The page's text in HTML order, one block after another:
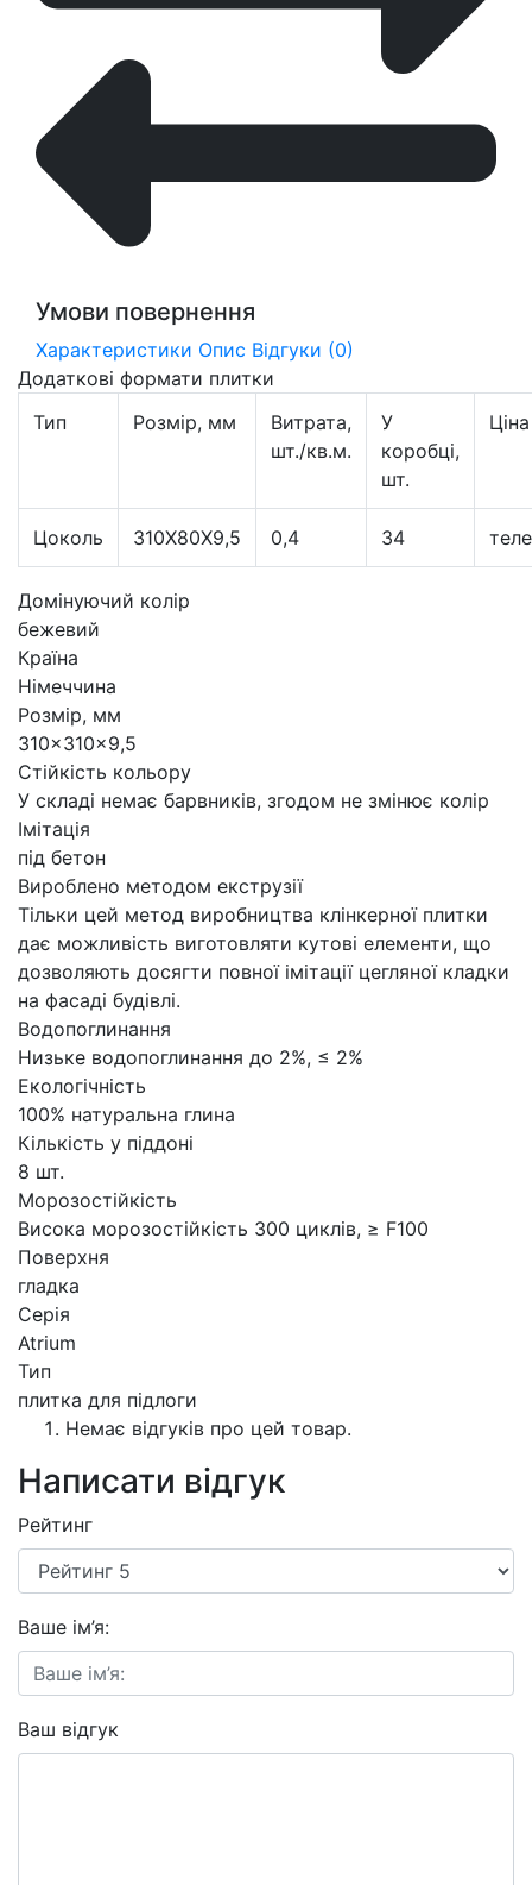
Умови повернення
Характеристики Опис Відгуки (0)
Додаткові формати плитки
Тип
Розмір, мм
Витрата,
шт./кв.м.
У
коробці,
шт.
Ціна
Цоколь 310X80X9,5 0,4 34
Домінуючий колір
бежевий
Країна
Німеччина
Розмір, мм
310×310×9,5
Стійкість кольору
У складі немає барвників, згодом не змінює колір
Імітація
під бетон
Вироблено методом екструзії
Тільки цей метод виробництва клінкерної плитки
дає можливість виготовляти кутові елементи, що
дозволяють досягти повної імітації цегляної кладки
на фасаді будівлі.
Водопоглинання
Низьке водопоглинання до 2%, ≤ 2%
Екологічність
100% натуральна глина
Кількість у піддоні
8 шт.
Морозостійкість
Висока морозостійкість 300 циклів, ≥ F100
Поверхня
гладка
Серія
Atrium
Тип
плитка для підлоги
Немає відгуків про цей товар.
Написати відгук
Рейтинг
Ваше ім’я:
Ваш відгук